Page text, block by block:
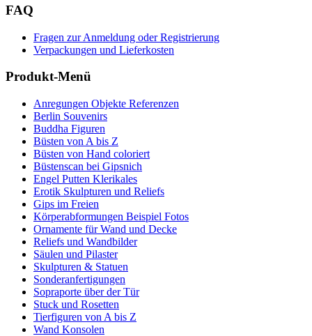
FAQ
Fragen zur Anmeldung oder Registrierung
Verpackungen und Lieferkosten
Produkt-Menü
Anregungen Objekte Referenzen
Berlin Souvenirs
Buddha Figuren
Büsten von A bis Z
Büsten von Hand coloriert
Büstenscan bei Gipsnich
Engel Putten Klerikales
Erotik Skulpturen und Reliefs
Gips im Freien
Körperabformungen Beispiel Fotos
Ornamente für Wand und Decke
Reliefs und Wandbilder
Säulen und Pilaster
Skulpturen & Statuen
Sonderanfertigungen
Sopraporte über der Tür
Stuck und Rosetten
Tierfiguren von A bis Z
Wand Konsolen